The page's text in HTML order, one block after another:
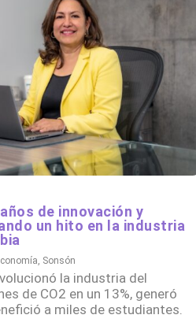
de innovación y
un hito en la industria
Sonsón
la industria del
de CO2 en un 13%, generó
a miles de estudiantes.